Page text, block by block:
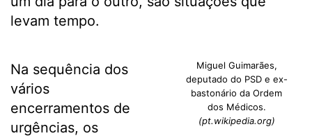
levam tempo.
Miguel Guimarães,
deputado do PSD e ex-
bastonário da Ordem
dos Médicos.
(pt.wikipedia.org)
Na sequência dos
vários
encerramentos de
urgências, os